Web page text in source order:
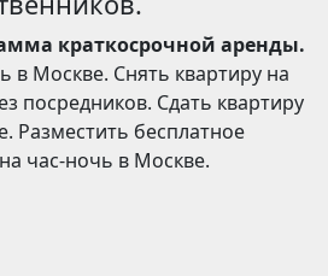
краткосрочной аренды.
в Москве. Снять квартиру на
посредников. Сдать квартиру
Разместить бесплатное
час-ночь в Москве.